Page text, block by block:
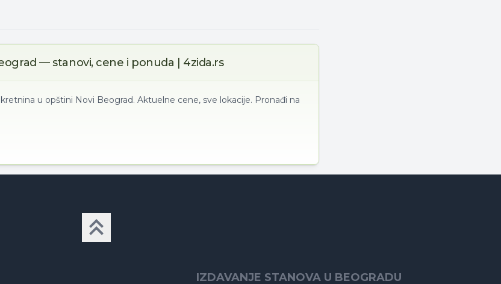
— stanovi, cene i ponuda | 4zida.rs
u opštini Novi Beograd. Aktuelne cene, sve lokacije. Pronađi na
IZDAVANJE STANOVA U BEOGRADU